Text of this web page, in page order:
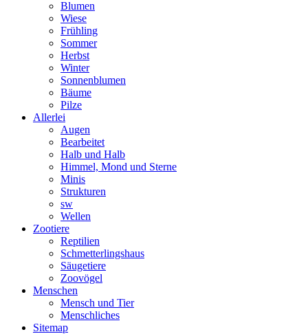
Blumen
Wiese
Frühling
Sommer
Herbst
Winter
Sonnenblumen
Bäume
Pilze
Allerlei
Augen
Bearbeitet
Halb und Halb
Himmel, Mond und Sterne
Minis
Strukturen
sw
Wellen
Zootiere
Reptilien
Schmetterlingshaus
Säugetiere
Zoovögel
Menschen
Mensch und Tier
Menschliches
Sitemap